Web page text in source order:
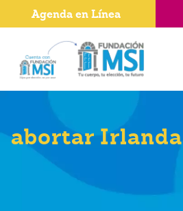
abortar Irlanda
Agenda en Línea